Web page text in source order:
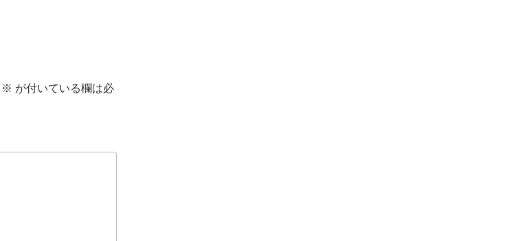
※ が付いている欄は必